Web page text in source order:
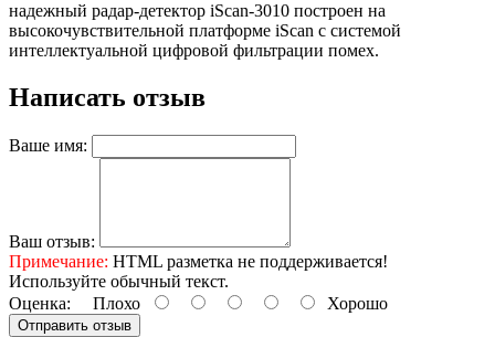
надежный радар-детектор iScan-3010 построен на
высокочувствительной платформе iScan с системой
интеллектуальной цифровой фильтрации помех.
Написать отзыв
Ваше имя:
Ваш отзыв:
Примечание: HTML разметка не поддерживается!
Используйте обычный текст.
Оценка: Плохо Хорошо
Отправить отзыв